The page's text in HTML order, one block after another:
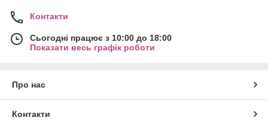
Контакти
Сьогодні працює з 10:00 до 18:00
Показати весь графік роботи
Про нас
Контакти